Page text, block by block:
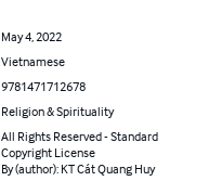
May 4, 2022
Vietnamese
9781471712678
Religion & Spirituality
All Rights Reserved - Standard
Copyright License
By (author): KT Cát Quang Huy